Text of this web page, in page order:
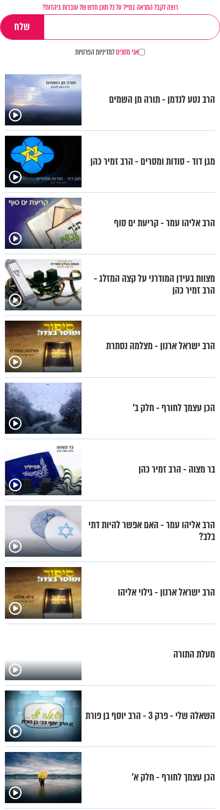
רוצה לקבל התראה במייל על כל תוכן חדש של עובדות ביהדות?
אני מסכיםלמדיניות הפרטיות
הרב נטע לנדמן - תורה מן השמים
מגן דוד - סודות ומסרים - הרב זמיר כהן
הרב אליהו עמר - קריעת ים סוף
מצוות בעידן המודרני על קצה המזלג -
הרב זמיר כהן
הרב ישראל ארנון - מצלמה נסתרת
הכן עצמך לחורף - חלק ב’
בר מצוה - הרב זמיר כהן
הרב אליהו עמר - האם אפשר להיות דתי
בלב?
הרב ישראל ארנון - גילוי אליהו
מעלת התורה
השאלה שלי - פרק 3 - הרב יוסף בן פורת
הכן עצמך לחורף - חלק א’